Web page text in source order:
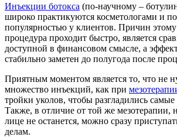
Инъекции ботокса (по-научному –
широко практикуются косметологами и
популярностью у клиентов. Причин
процедура проходит быстро, является
доступной в финансовом смысле, а
стабильно заметен до полугода после
Приятным моментом является то, что не
множество инъекций, как при
тройки уколов, чтобы разгладились
Также, в отличие от той же мезотерапии,
лице не останется, можно сразу
делам.